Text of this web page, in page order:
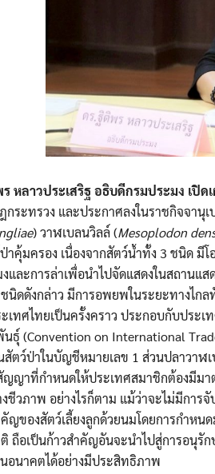
หลาวประเสริฐ อธิบดีกรมประมง เปิด
กระทรวง และประกาศลงในราชกิจจา
) วาฬเบลนวิลล์ (Mesoplodon
าคุ้มครอง เนื่องจากสัตว์น้ำทั้ง 3 ชนิด มี
และการล่าเพื่อนำไปจัดแสดงในสถาน
นิดดังกล่าว มีการอพยพในระยะทางไก
เทศไทยเป็นครั้งคราว ประกอบกับประ
ธุ์ (Convention on International
สัตว์ป่าในบัญชีหมายเลข 1 ส่วนปลาวา
ญาที่กำหนดให้ประเทศสมาชิกต้องมีมา
ชีวภาพ อย่างไรก็ตาม แม้ว่าจะไม่มีการ
ญของสัตว์เลี้ยงลูกด้วยนมโดยการกำห
ถือเป็นก้าวสำคัญอันจะนำไปสู่การอนุรั
อนาคตได้อย่างมีประสิทธิภาพ